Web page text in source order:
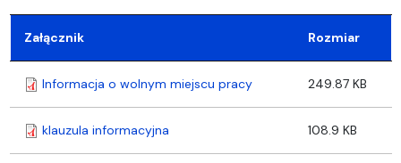
Załącznik Rozmiar
Informacja o wolnym miejscu pracy 249.87 KB
klauzula informacyjna 108.9 KB